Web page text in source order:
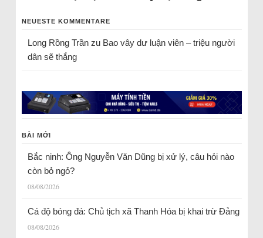
NEUESTE KOMMENTARE
Long Rồng Trầnzu Bao vây dư luận viên – triệu người
dân sẽ thắng
BÀI MỚI
Bắc ninh: Ông Nguyễn Văn Dũng bị xử lý, câu hỏi nào
còn bỏ ngỏ?
08/08/2026
Cá độ bóng đá: Chủ tịch xã Thanh Hóa bị khai trừ Đảng
08/08/2026